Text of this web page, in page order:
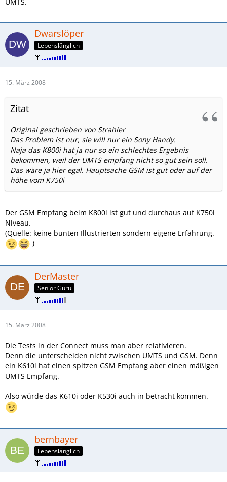
Dwarslöper
Lebenslänglich
15. März 2008
Zitat
Original geschrieben von Strahler
Das Problem ist nur, sie will nur ein Sony Handy.
Naja das K800i hat ja nur so ein schlechtes Ergebnis
bekommen, weil der UMTS empfang nicht so gut sein soll.
Das wäre ja hier egal. Hauptsache GSM ist gut oder auf der
höhe vom K750i
Der GSM Empfang beim K800i ist gut und durchaus auf K750i
Niveau.
(Quelle: keine bunten Illustrierten sondern eigene Erfahrung.
)
DerMaster
Senior Guru
15. März 2008
Die Tests in der Connect muss man aber relativieren.
Denn die unterscheiden nicht zwischen UMTS und GSM. Denn
ein K610i hat einen spitzen GSM Empfang aber einen mäßigen
UMTS Empfang.
Also würde das K610i oder K530i auch in betracht kommen.
bernbayer
Lebenslänglich